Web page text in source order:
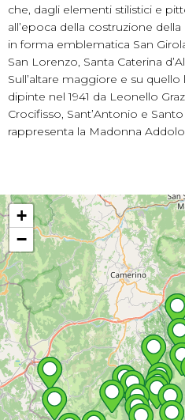
che, dagli elementi stilistici e
all’epoca della costruzione
in forma emblematica San
San Lorenzo, Santa Caterina
Sull’altare maggiore e su
dipinte nel 1941 da Leonello
Crocifisso, Sant’Antonio e
rappresenta la Madonna
+
−